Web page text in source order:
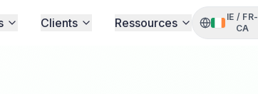
Clients Ressources IE / FR-
CA